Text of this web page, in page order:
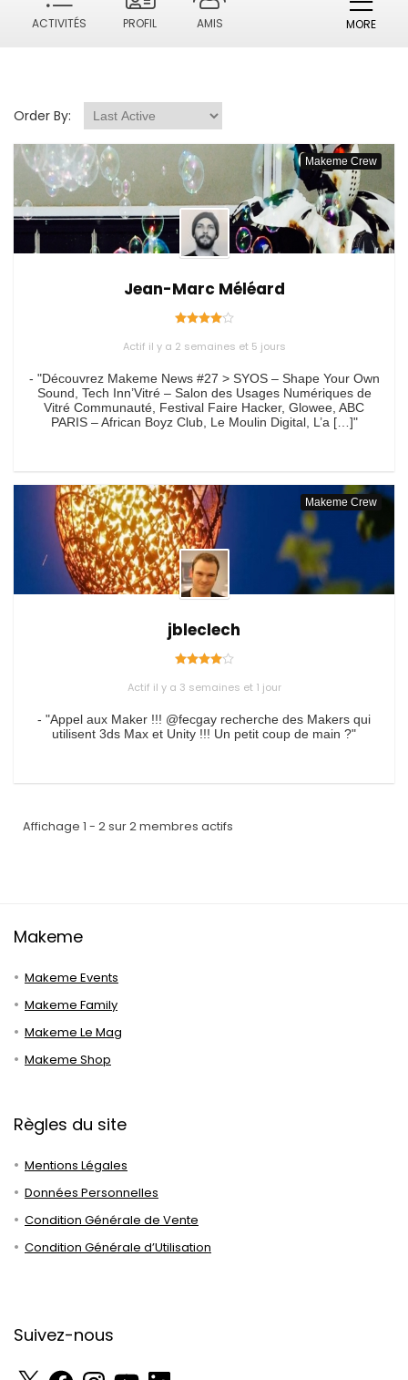
ACTIVITÉS PROFIL AMIS MORE
Order By:
Makeme Crew
Jean-Marc Méléard
Actif il y a 2 semaines et 5 jours
- "Découvrez Makeme News #27 > SYOS – Shape Your Own
Sound, Tech Inn’Vitré – Salon des Usages Numériques de
Vitré Communauté, Festival Faire Hacker, Glowee, ABC
PARIS – African Boyz Club, Le Moulin Digital, L’a […]"
Makeme Crew
jbleclech
Actif il y a 3 semaines et 1 jour
- "Appel aux Maker !!! @fecgay recherche des Makers qui
utilisent 3ds Max et Unity !!! Un petit coup de main ?"
Affichage 1 - 2 sur 2 membres actifs
Makeme
Makeme Events
Makeme Family
Makeme Le Mag
Makeme Shop
Règles du site
Mentions Légales
Données Personnelles
Condition Générale de Vente
Condition Générale d’Utilisation
Suivez-nous
X FacebookInstagramYouTubeLinkedIn